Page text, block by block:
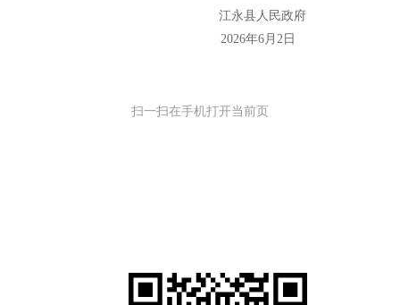
江永县人民政府
2026年6月2日
扫一扫在手机打开当前页